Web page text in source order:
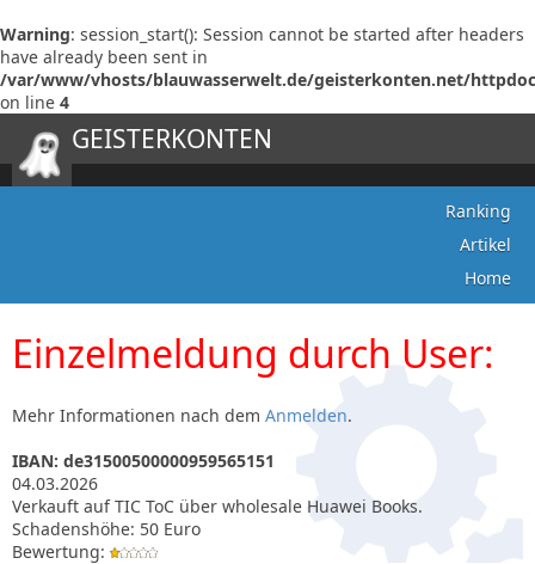
Warning: session_start(): Session cannot be started after headers
have already been sent in
/var/www/vhosts/blauwasserwelt.de/geisterkonten.net/
on line 4
GEISTERKONTEN
Ranking
Artikel
Home
Einzelmeldung durch User:
Mehr Informationen nach dem Anmelden.
IBAN: de31500500000959565151
04.03.2026
Verkauft auf TIC ToC über wholesale Huawei Books.
Schadenshöhe: 50 Euro
Bewertung: